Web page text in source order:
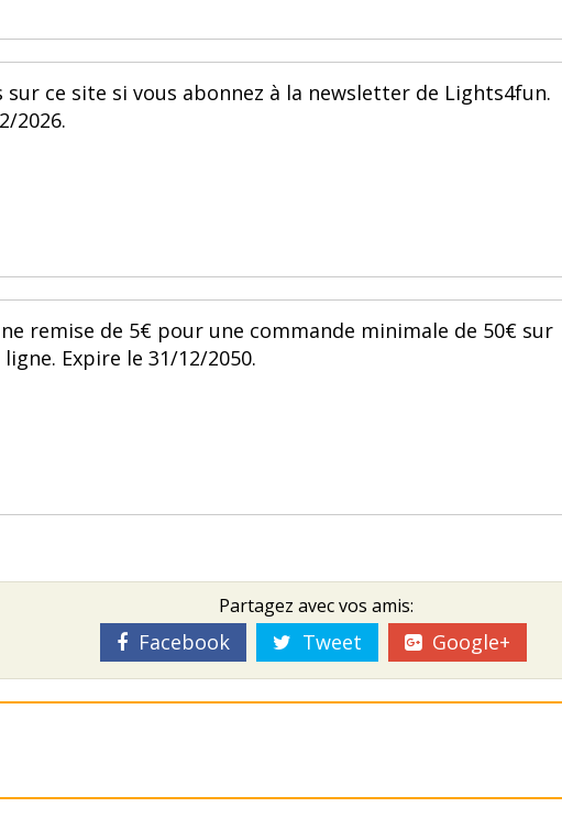
sur ce site si vous abonnez à la newsletter de Lights4fun.
2026.
remise de 5€ pour une commande minimale de 50€ sur
Expire le 31/12/2050.
Partagez avec vos amis:
Facebook Tweet Google+